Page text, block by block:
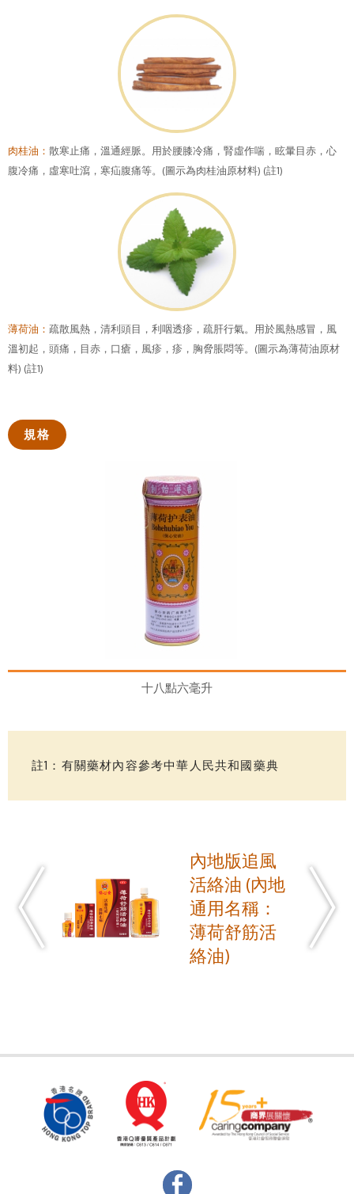
肉桂油： 散寒止痛，溫通經脈。用於腰膝冷痛，腎虛作喘，眩暈目赤，心
腹冷痛，虛寒吐瀉，寒疝腹痛等。(圖示為肉桂油原材料) (註1)
薄荷油： 疏散風熱，清利頭目，利咽透疹，疏肝行氣。用於風熱感冒，風
溫初起，頭痛，目赤，口瘡，風疹，疹，胸脅脹悶等。(圖示為薄荷油原材
料) (註1)
規格
十八點六毫升
註1：有關藥材內容參考中華人民共和國藥典
內地版追風
活絡油 (內地
通用名稱：
薄荷舒筋活
絡油)